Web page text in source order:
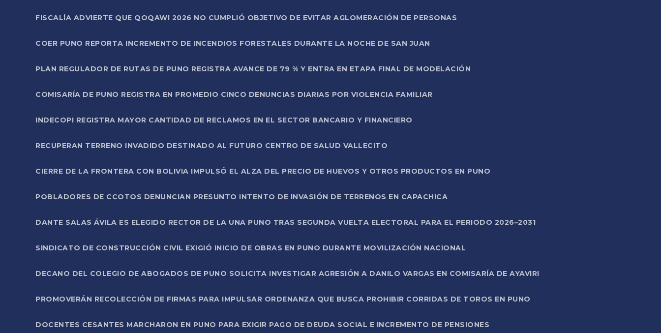
FISCALÍA ADVIERTE QUE QOQAWI 2026 NO CUMPLIÓ OBJETIVO DE EVITAR AGLOMERACIÓN DE PERSONAS
COER PUNO REPORTA INCREMENTO DE INCENDIOS FORESTALES DURANTE LA NOCHE DE SAN JUAN
PLAN REGULADOR DE RUTAS DE PUNO REGISTRA AVANCE DE 79 % Y ENTRA EN ETAPA FINAL DE MODELACIÓN
COMISARÍA DE PUNO REGISTRA EN PROMEDIO CINCO DENUNCIAS DIARIAS POR VIOLENCIA FAMILIAR
INDECOPI REGISTRA MAYOR CANTIDAD DE RECLAMOS EN EL SECTOR BANCARIO Y FINANCIERO
RECUPERAN TERRENO INVADIDO DESTINADO AL FUTURO CENTRO DE SALUD VALLECITO
CIERRE DE LA FRONTERA CON BOLIVIA IMPULSÓ EL ALZA DEL PRECIO DE HUEVOS Y OTROS PRODUCTOS EN PUNO
POBLADORES DE CCOTOS DENUNCIAN PRESUNTO INTENTO DE INVASIÓN DE TERRENOS EN CAPACHICA
DANTE SALAS ÁVILA ES ELEGIDO RECTOR DE LA UNA PUNO TRAS SEGUNDA VUELTA ELECTORAL PARA EL PERIODO 2026–2031
SINDICATO DE CONSTRUCCIÓN CIVIL EXIGIÓ INICIO DE OBRAS EN PUNO DURANTE MOVILIZACIÓN NACIONAL
DECANO DEL COLEGIO DE ABOGADOS DE PUNO SOLICITA INVESTIGAR AGRESIÓN A DANILO VARGAS EN COMISARÍA DE AYAVIRI
PROMOVERÁN RECOLECCIÓN DE FIRMAS PARA IMPULSAR ORDENANZA QUE BUSCA PROHIBIR CORRIDAS DE TOROS EN PUNO
DOCENTES CESANTES MARCHARON EN PUNO PARA EXIGIR PAGO DE DEUDA SOCIAL E INCREMENTO DE PENSIONES